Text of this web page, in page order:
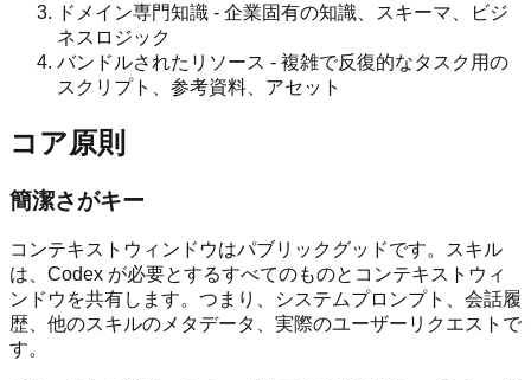
ドメイン専門知識 - 企業固有の知識、スキーマ、ビジ
ネスロジック
バンドルされたリソース - 複雑で反復的なタスク用の
スクリプト、参考資料、アセット
コア原則
簡潔さがキー
コンテキストウィンドウはパブリックグッドです。スキル
は、Codex が必要とするすべてのものとコンテキストウィ
ンドウを共有します。つまり、システムプロンプト、会話履
歴、他のスキルのメタデータ、実際のユーザーリクエストで
す。